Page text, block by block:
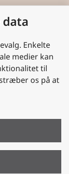
data
Enkelte
medier kan
til
os på at